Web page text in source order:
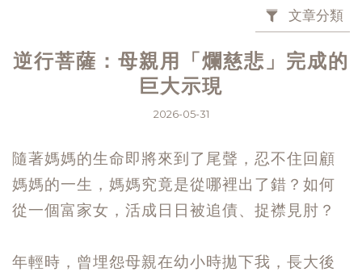
文章分類
逆行菩薩：母親用「爛慈悲」完成的
巨大示現
2026-05-31
隨著媽媽的生命即將來到了尾聲，忍不住回顧
媽媽的一生，媽媽究竟是從哪裡出了錯？如何
從一個富家女，活成日日被追債、捉襟見肘？
年輕時，曾埋怨母親在幼小時拋下我，長大後